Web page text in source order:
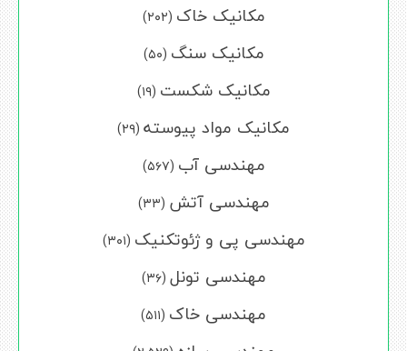
مکانیک خاک (۲۰۲)
مکانیک سنگ (۵۰)
مکانیک شکست (۱۹)
مکانیک مواد پیوسته (۲۹)
مهندسی آب (۵۶۷)
مهندسی آتش (۳۳)
مهندسی پی و ژئوتکنیک (۳۰۱)
مهندسی تونل (۳۶)
مهندسی خاک (۵۱۱)